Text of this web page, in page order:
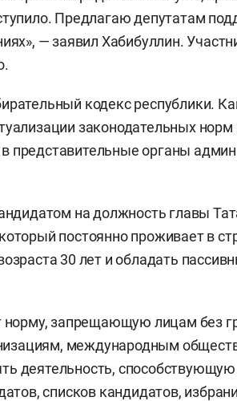
Предлагаю депутатам
— заявил Хабибуллин.
кодекс республики.
законодательных норм
представительные органы
на должность главы
постоянно проживает в
30 лет и обладать
норму, запрещающую лицам без
международным
деятельность,
списков кандидатов,